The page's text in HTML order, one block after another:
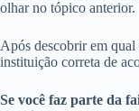
olhar no tópico anterior.
Após descobrir em qual
instituição correta de
Se você faz parte da